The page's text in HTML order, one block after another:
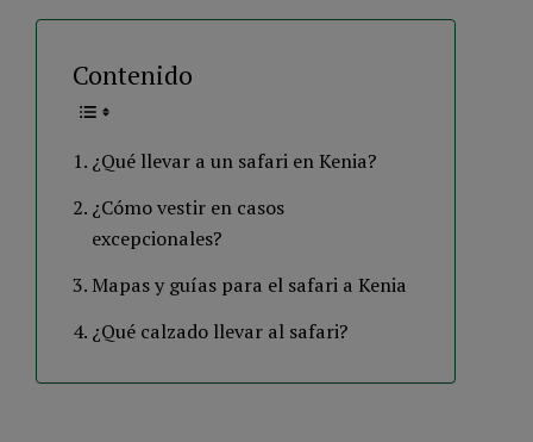
Contenido
¿Qué llevar a un safari en Kenia?
¿Cómo vestir en casos
excepcionales?
Mapas y guías para el safari a Kenia
¿Qué calzado llevar al safari?